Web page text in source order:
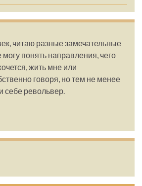
читаю разные замечательные
могу понять направления, чего
жить мне или
говоря, но тем не менее
себе револьвер.